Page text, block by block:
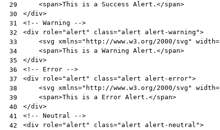
29
30
31
32
33
34
35
36
37
38
39
40
41
42
<span>This is a Success Alert. </span>
</div>
<!-- Warning -->
<div role="alert" class="alert alert-warning">
<svg xmlns="http://www.w3.org/2000/svg" width=
<span>This is a Warning Alert. </span>
</div>
<!-- Error -->
<div role="alert" class="alert alert-error">
<svg xmlns="http://www.w3.org/2000/svg" width=
<span>This is a Error Alert. </span>
</div>
<!-- Neutral -->
<div role="alert" class="alert alert-neutral">